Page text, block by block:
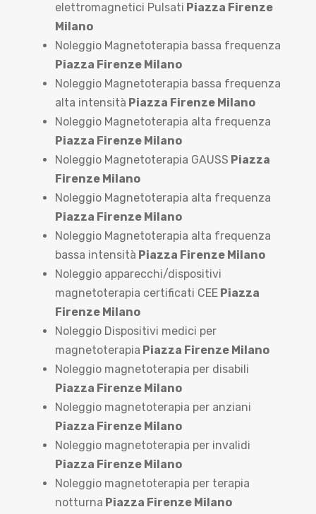
elettromagnetici Pulsati Piazza Firenze
Milano
Noleggio Magnetoterapia bassa frequenza
Piazza Firenze Milano
Noleggio Magnetoterapia bassa frequenza
alta intensità Piazza Firenze Milano
Noleggio Magnetoterapia alta frequenza
Piazza Firenze Milano
Noleggio Magnetoterapia GAUSS Piazza
Firenze Milano
Noleggio Magnetoterapia alta frequenza
Piazza Firenze Milano
Noleggio Magnetoterapia alta frequenza
bassa intensità Piazza Firenze Milano
Noleggio apparecchi/dispositivi
magnetoterapia certificati CEE Piazza
Firenze Milano
Noleggio Dispositivi medici per
magnetoterapia Piazza Firenze Milano
Noleggio magnetoterapia per disabili
Piazza Firenze Milano
Noleggio magnetoterapia per anziani
Piazza Firenze Milano
Noleggio magnetoterapia per invalidi
Piazza Firenze Milano
Noleggio magnetoterapia per terapia
notturna Piazza Firenze Milano